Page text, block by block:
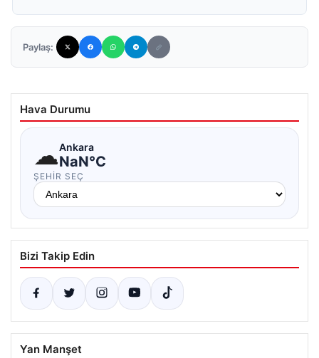
Paylaş:
Hava Durumu
☁Ankara
NaN°C
ŞEHIR SEÇ
Bizi Takip Edin
Yan Manşet